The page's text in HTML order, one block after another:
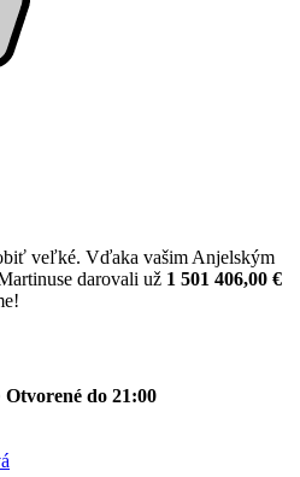
veľké. Vďaka vašim Anjelským
darovali už 1 501 406,00 €
Otvorené do 21:00